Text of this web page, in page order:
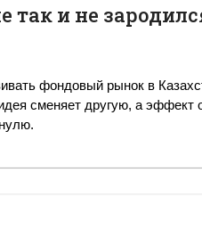
и не
фондовый рынок в
сменяет другую, а эффект